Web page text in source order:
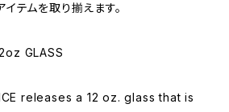
テムを取り揃えます。
GLASS
releases a 12 oz. glass that is